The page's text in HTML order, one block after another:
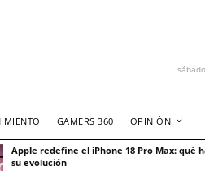
GAMERS 360 OPINIÓN
Apple redefine el iPhone 18 Pro Max: qué
su evolución